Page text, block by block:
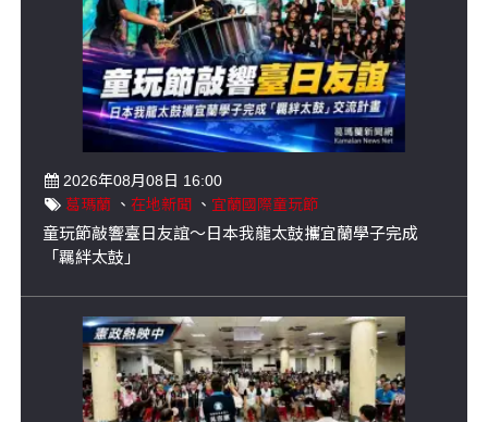
2026年08月08日 16:00
葛瑪蘭 、 在地新聞 、 宜蘭國際童玩節
童玩節敲響臺日友誼～日本我龍太鼓攜宜蘭學子完成
「羈絆太鼓」